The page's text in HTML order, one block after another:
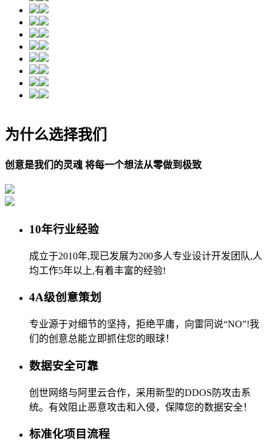
为什么选择我们
创意是我们的灵魂 将每一个想法从零做到极致
10年行业经验
成立于2010年,现已发展为200多人专业设计开发团队,人
均工作5年以上,有着丰富的经验!
4A级创意策划
专业源于对细节的坚持，拒绝平庸，向雷同说“NO”!我
们的创意总能立即抓住您的眼球！
数据安全可靠
创世网络与阿里云合作，采用新型的DDOS防攻击系
统。有效阻止恶意攻击和入侵，保障您的数据安全！
标准化项目流程